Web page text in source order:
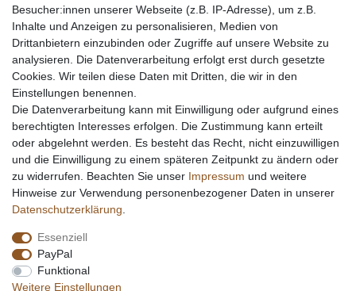
Besucher:innen unserer Webseite (z.B. IP-Adresse), um z.B.
Inhalte und Anzeigen zu personalisieren, Medien von
Drittanbietern einzubinden oder Zugriffe auf unsere Website zu
analysieren. Die Datenverarbeitung erfolgt erst durch gesetzte
Cookies. Wir teilen diese Daten mit Dritten, die wir in den
Einstellungen benennen.
Die Datenverarbeitung kann mit Einwilligung oder aufgrund eines
berechtigten Interesses erfolgen. Die Zustimmung kann erteilt
oder abgelehnt werden. Es besteht das Recht, nicht einzuwilligen
und die Einwilligung zu einem späteren Zeitpunkt zu ändern oder
zu widerrufen. Beachten Sie unser Impressum und weitere
Hinweise zur Verwendung personenbezogener Daten in unserer
Daten­schutz­erklärung
Essenziell
PayPal
Funktional
Weitere Einstellungen